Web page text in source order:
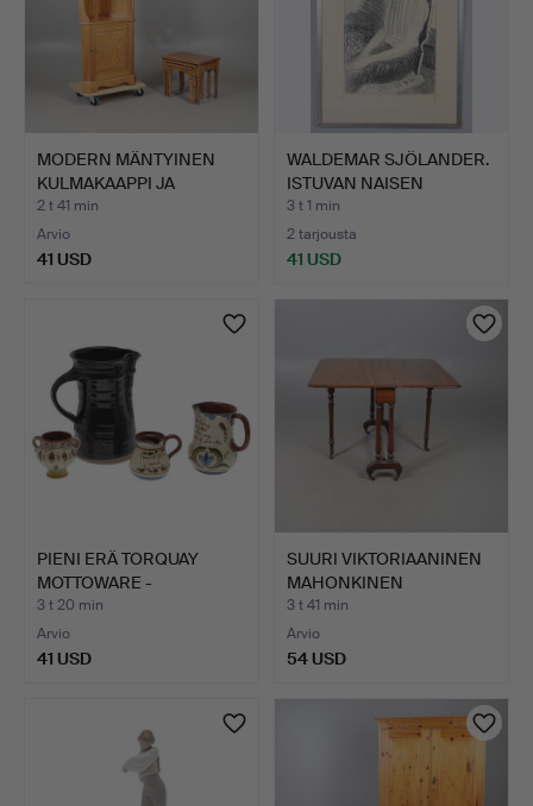
MODERN MÄNTYINEN
KULMAKAAPPI JA
SIVUPÖYTÄS…
2 t 41 min
Arvio
41 USD
WALDEMAR SJÖLANDER.
ISTUVAN NAISEN
MUOTOKU…
3 t 1 min
2 tarjousta
41 USD
PIENI ERÄ TORQUAY
MOTTOWARE -
KERAMIIKKAA J…
3 t 20 min
Arvio
41 USD
SUURI VIKTORIAANINEN
MAHONKINEN
SUTHERLAND…
3 t 41 min
Arvio
54 USD